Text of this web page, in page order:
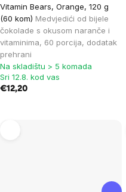
Vitamin Bears, Orange, 120 g
(60 kom) Medvjedići od bijele
čokolade s okusom naranče i
vitaminima, 60 porcija, dodatak
prehrani
Na skladištu > 5 komada
Sri 12.8. kod vas
€12,20